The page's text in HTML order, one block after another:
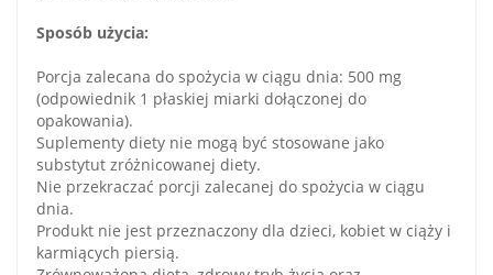
Sposób użycia:
Porcja zalecana do spożycia w ciągu dnia: 500 mg
(odpowiednik 1 płaskiej miarki dołączonej do
opakowania).
Suplementy diety nie mogą być stosowane jako
substytut zróżnicowanej diety.
Nie przekraczać porcji zalecanej do spożycia w ciągu
dnia.
Produkt nie jest przeznaczony dla dzieci, kobiet w ciąży i
karmiących piersią.